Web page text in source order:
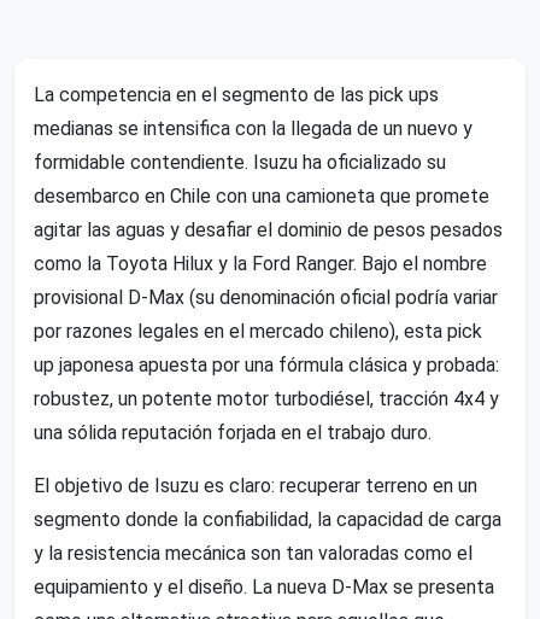
La competencia en el segmento de las pick ups
medianas se intensifica con la llegada de un nuevo y
formidable contendiente. Isuzu ha oficializado su
desembarco en Chile con una camioneta que promete
agitar las aguas y desafiar el dominio de pesos pesados
como la Toyota Hilux y la Ford Ranger. Bajo el nombre
provisional D-Max (su denominación oficial podría variar
por razones legales en el mercado chileno), esta pick
up japonesa apuesta por una fórmula clásica y probada:
robustez, un potente motor turbodiésel, tracción 4x4 y
una sólida reputación forjada en el trabajo duro.
El objetivo de Isuzu es claro: recuperar terreno en un
segmento donde la confiabilidad, la capacidad de carga
y la resistencia mecánica son tan valoradas como el
equipamiento y el diseño. La nueva D-Max se presenta